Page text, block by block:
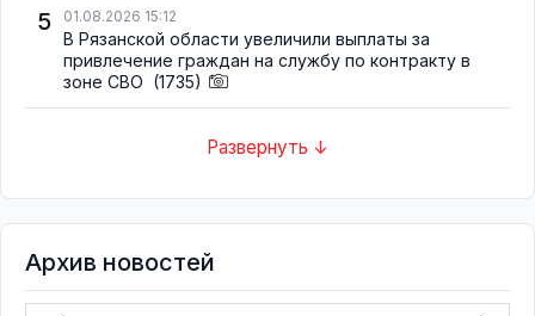
5 01.08.2026 15:12
В Рязанской области увеличили выплаты за
привлечение граждан на службу по контракту в
зоне СВО (1735)
Развернуть ↓
Архив новостей